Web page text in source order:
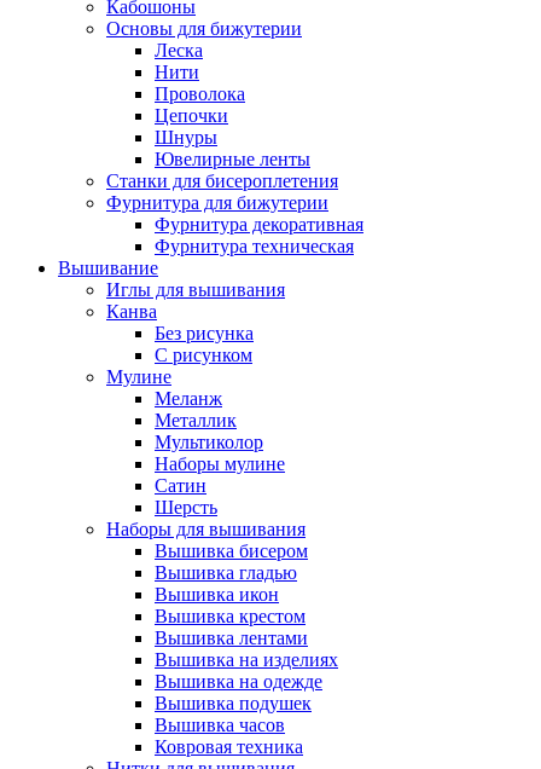
Кабошоны
Основы для бижутерии
Леска
Нити
Проволока
Цепочки
Шнуры
Ювелирные ленты
Станки для бисероплетения
Фурнитура для бижутерии
Фурнитура декоративная
Фурнитура техническая
Вышивание
Иглы для вышивания
Канва
Без рисунка
С рисунком
Мулине
Меланж
Металлик
Мультиколор
Наборы мулине
Сатин
Шерсть
Наборы для вышивания
Вышивка бисером
Вышивка гладью
Вышивка икон
Вышивка крестом
Вышивка лентами
Вышивка на изделиях
Вышивка на одежде
Вышивка подушек
Вышивка часов
Ковровая техника